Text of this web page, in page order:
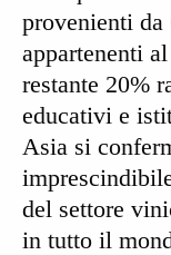
provenienti da
appartenenti al
restante 20%
educativi e
Asia si
del settore
in tutto il